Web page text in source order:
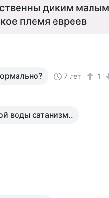
диким малым
племя евреев
7 лет 1
воды сатанизм..